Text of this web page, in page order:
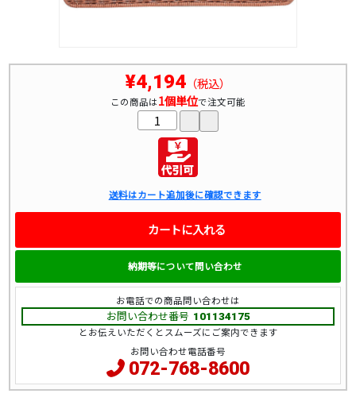
¥4,194 （税込）
この商品は1個単位で注文可能
送料はカート追加後に確認できます
カートに入れる
納期等について問い合わせ
お電話での商品問い合わせは
お問い合わせ番号 101134175
とお伝えいただくとスムーズにご案内できます
お問い合わせ電話番号
072-768-8600